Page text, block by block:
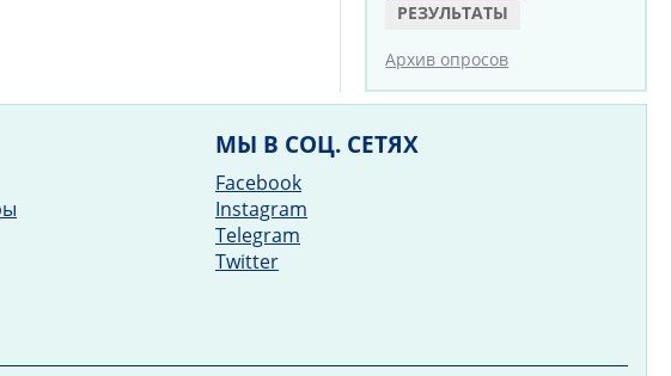
РЕЗУЛЬТАТЫ
Архив опросов
МЫ В СОЦ. СЕТЯХ
Facebook
Instagram
Telegram
Twitter